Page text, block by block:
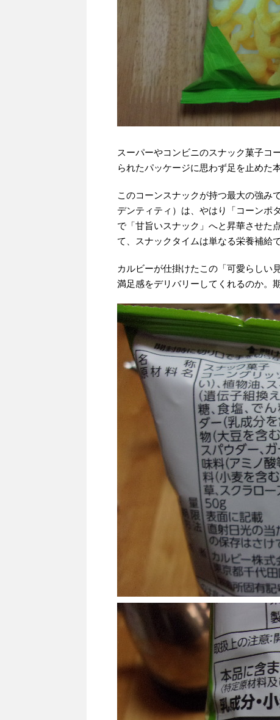
スーパーやコンビニのスナック菓子コ
られたパッケージに思わず足を止めた本
このコーンスナックが持つ最大の強み
デンティティ）は、やはり「コーンポ
で「甘旨いスナック」へと昇華させた
て、スナックタイムは単なる栄養補給
カルビーが仕掛けたこの「可愛らしい
満足感をデリバリーしてくれるのか。